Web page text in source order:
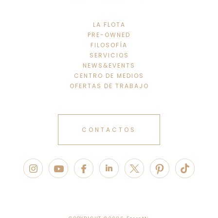
LA FLOTA
PRE-OWNED
FILOSOFÍA
SERVICIOS
NEWS&EVENTS
CENTRO DE MEDIOS
OFERTAS DE TRABAJO
CONTACTOS